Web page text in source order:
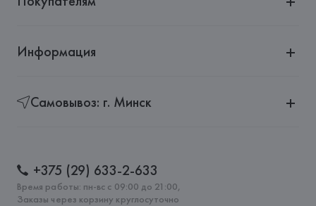
Информация
Самовывоз: г. Минск
+375 (29) 633-2-633
Время работы: пн-вс с 09:00 до 21:00,
Заказы через корзину круглосуточно